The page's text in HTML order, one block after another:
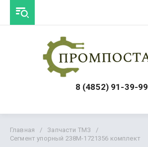
8 (4852) 91-39-99
Главная / Запчасти ТМЗ
/
Сегмент упорный 238М-1721356 комплект